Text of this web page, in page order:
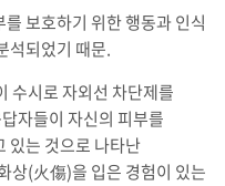
보호하기 위한 행동과 인식
석되었기 때문.
수시로 자외선 차단제를
자들이 자신의 피부를
있는 것으로 나타난
상(火傷)을 입은 경험이 있는